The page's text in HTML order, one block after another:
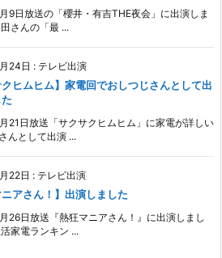
9日放送の「櫻井・有吉THE夜会」に出演しま
さんの「最 ...
24日 : テレビ出演
クヒムヒム】家電回でおしつじさんとして出
21日放送「サクサクヒムヒム」に家電が詳しい
んとして出演 ...
22日 : テレビ出演
ニアさん！】出演しました
26日放送『熱狂マニアさん！』に出演しまし
家電ランキン ...